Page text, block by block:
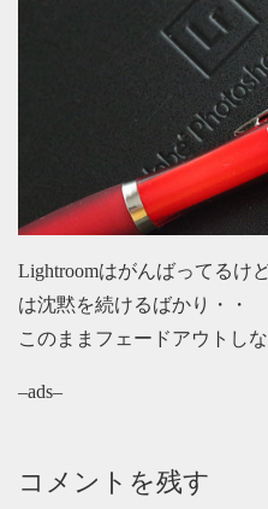
Lightroomはがんばってるけ
は沈黙を続けるばかり・・
このままフェードアウトし
–ads–
コメントを残す